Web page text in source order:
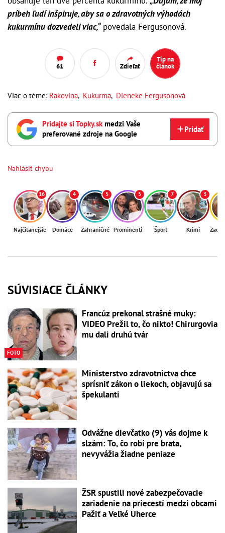
príbeh ľudí inšpiruje, aby sa o zdravotných výhodách
kukurmínu dozvedeli viac,“povedala Fergusonová.
61 Zdieľať
Tip na
článok
Viac o téme: Rakovina, Kukurma, Dieneke Fergusonová
Pridajte si Topky.skmedzi Vaše
preferované zdroje na Google
Pridať
Nahlásiť chybu
16
Najčítanejšie
4
Domáce
5
Zahraničné
5
Prominenti
7
Šport
3
Krimi
SÚVISIACE ČLÁNKY
FOTO
Francúz prekonal strašné muky:
VIDEO Prežil to, čo nikto! Chirurgovia
mu dali druhú tvár
Ministerstvo zdravotníctva chce
sprísniť zákon o liekoch, objavujú sa
špekulanti
Odvážne dievčatko (9) vás dojme k
slzám: To, čo robí pre brata,
nevyvážia žiadne peniaze
ŽSR spustili nové zabezpečovacie
zariadenie na priecestí medzi obcami
Pažiť a Veľké Uherce